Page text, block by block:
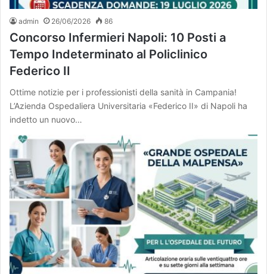
admin 26/06/2026 86
Concorso Infermieri Napoli: 10 Posti a
Tempo Indeterminato al Policlinico
Federico II
Ottime notizie per i professionisti della sanità in Campania!
L’Azienda Ospedaliera Universitaria «Federico II» di Napoli ha
indetto un nuovo…